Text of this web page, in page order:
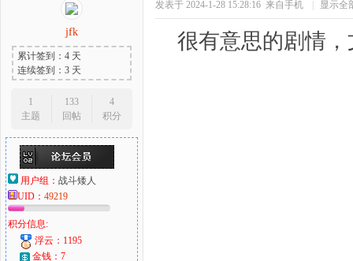
jfk
累计签到：4 天
连续签到：3 天
1
主题
133
回帖
4
积分
用户组： 战斗矮人
UID： 49219
积分信息:
浮云：1195
金钱：7
发表于 2024-1-28 15:28:16 来自手机 显示全
很有意思的剧情